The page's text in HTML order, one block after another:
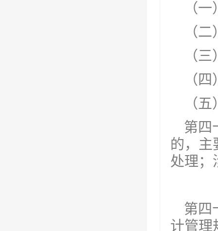
（
（
（
（
（
第四
的，主
处理；
第四
计管理